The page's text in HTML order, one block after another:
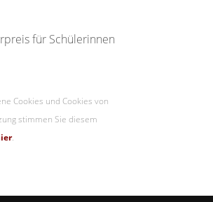
Cookies und Cookies von
stimmen Sie diesem
.